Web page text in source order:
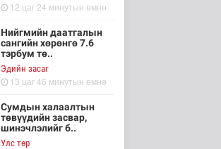
12 цаг 24 минутын өмнө
Нийгмийн даатгалын
сангийн хөрөнгө 7.6
тэрбум тө..
Эдийн засаг
13 цаг 46 минутын өмнө
Сумдын халаалтын
төвүүдийн засвар,
шинэчлэлийг б..
Улс төр